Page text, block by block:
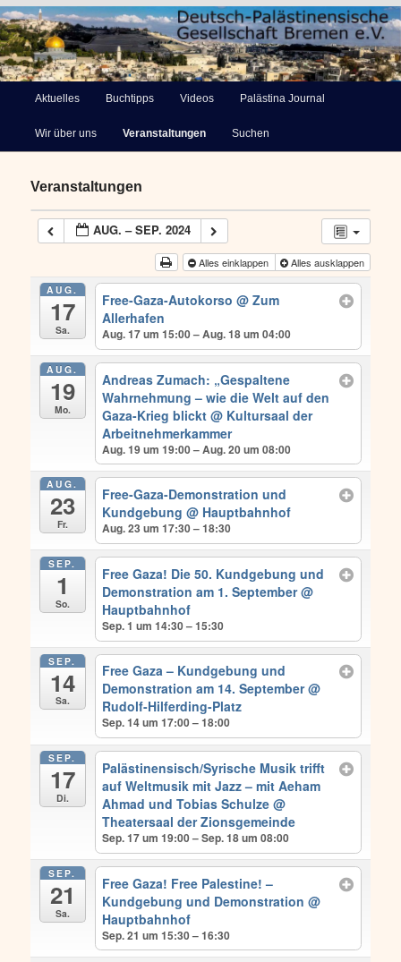
Deutsch-Palästinensische
Zum
primären
springen
Aktuelles Buchtipps Videos Palästina Journal
Wir über uns Veranstaltungen Suchen
Veranstaltungen
AUG. – SEP. 2024
Alles einklappen Alles ausklappen
AUG.
17
Sa.
Free-Gaza-Autokorso@ Zum
Allerhafen
Aug. 17 um 15:00 – Aug. 18 um 04:00
AUG.
19
Mo.
Andreas Zumach: „Gespaltene
Wahrnehmung – wie die Welt auf den
Gaza-Krieg blickt@ Kultursaal der
Arbeitnehmerkammer
Aug. 19 um 19:00 – Aug. 20 um 08:00
AUG.
23
Fr.
Free-Gaza-Demonstration und
Kundgebung@ Hauptbahnhof
Aug. 23 um 17:30 – 18:30
SEP.
1
So.
Free Gaza! Die 50. Kundgebung und
Demonstration am 1. September@
Hauptbahnhof
Sep. 1 um 14:30 – 15:30
SEP.
14
Sa.
Free Gaza – Kundgebung und
Demonstration am 14. September@
Rudolf-Hilferding-Platz
Sep. 14 um 17:00 – 18:00
SEP.
17
Di.
Palästinensisch/Syrische Musik trifft
auf Weltmusik mit Jazz – mit Aeham
Ahmad und Tobias Schulze@
Theatersaal der Zionsgemeinde
Sep. 17 um 19:00 – Sep. 18 um 08:00
SEP.
21
Sa.
Free Gaza! Free Palestine! –
Kundgebung und Demonstration@
Hauptbahnhof
Sep. 21 um 15:30 – 16:30